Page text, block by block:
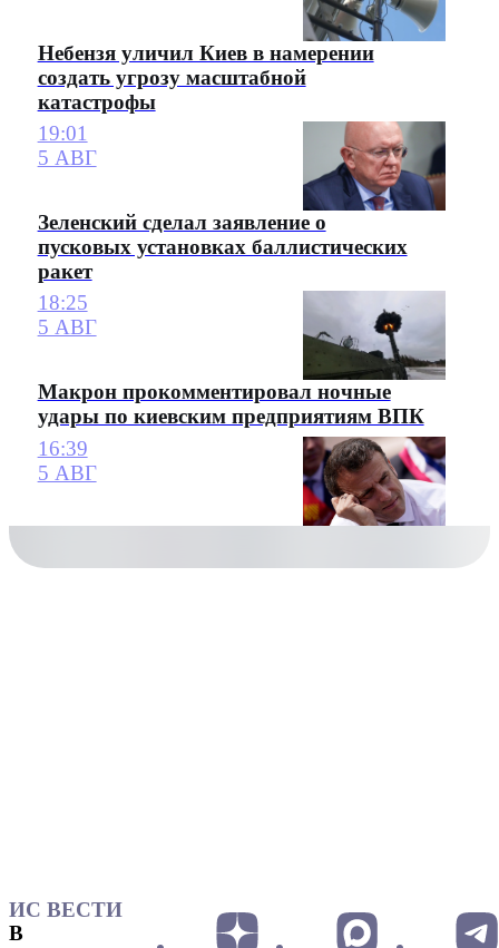
Небензя уличил Киев в намерении
создать угрозу масштабной
катастрофы
19:01
5 АВГ
Зеленский сделал заявление о
пусковых установках баллистических
ракет
18:25
5 АВГ
Макрон прокомментировал ночные
удары по киевским предприятиям ВПК
16:39
5 АВГ
ИС ВЕСТИ
В